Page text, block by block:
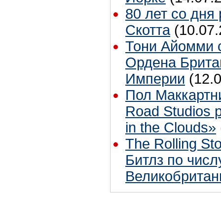
80 лет со
Скотта
Тони Айомми
Ордена
Империи
Пол
Road Studios
in the Clouds»
The Rolling
Битлз по